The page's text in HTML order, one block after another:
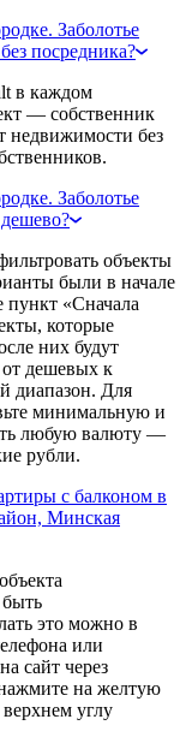
Заболотье
посредника?
в каждом
— собственник
недвижимости без
Заболотье
объекты
были в начале
пункт «Сначала
которые
них будут
дешевых к
диапазон. Для
минимальную и
любую валюту —
рубли.
с балконом в
Минская
это можно в
или
сайт через
на желтую
углу